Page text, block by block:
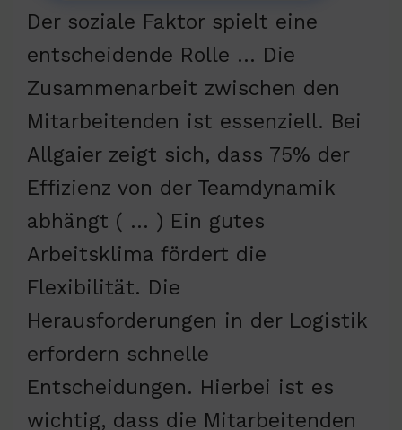
Der soziale Faktor spielt eine
entscheidende Rolle … Die
Zusammenarbeit zwischen den
Mitarbeitenden ist essenziell. Bei
Allgaier zeigt sich, dass 75% der
Effizienz von der Teamdynamik
abhängt ( … ) Ein gutes
Arbeitsklima fördert die
Flexibilität. Die
Herausforderungen in der Logistik
erfordern schnelle
Entscheidungen. Hierbei ist es
wichtig, dass die Mitarbeitenden